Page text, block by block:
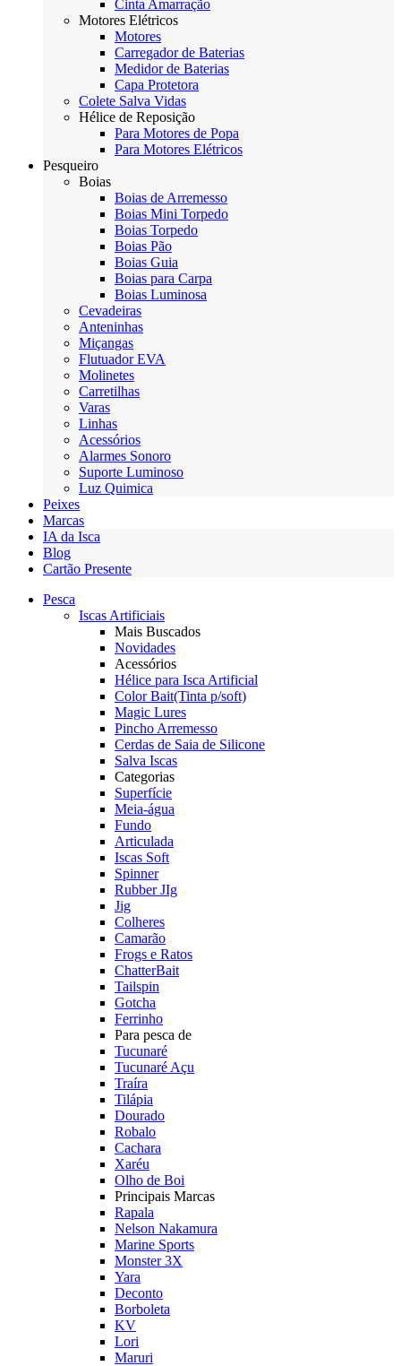
Cinta Amarração
Motores Elétricos
Motores
Carregador de Baterias
Medidor de Baterias
Capa Protetora
Colete Salva Vidas
Hélice de Reposição
Para Motores de Popa
Para Motores Elétricos
Pesqueiro
Boias
Boias de Arremesso
Boias Mini Torpedo
Boias Torpedo
Boias Pão
Boias Guia
Boias para Carpa
Boias Luminosa
Cevadeiras
Anteninhas
Miçangas
Flutuador EVA
Molinetes
Carretilhas
Varas
Linhas
Acessórios
Alarmes Sonoro
Suporte Luminoso
Luz Quimica
Peixes
Marcas
IA da Isca
Blog
Cartão Presente
Pesca
Iscas Artificiais
Mais Buscados
Novidades
Acessórios
Hélice para Isca Artificial
Color Bait(Tinta p/soft)
Magic Lures
Pincho Arremesso
Cerdas de Saia de Silicone
Salva Iscas
Categorias
Superfície
Meia-água
Fundo
Articulada
Iscas Soft
Spinner
Rubber JIg
Jig
Colheres
Camarão
Frogs e Ratos
ChatterBait
Tailspin
Gotcha
Ferrinho
Para pesca de
Tucunaré
Tucunaré Açu
Traíra
Tilápia
Dourado
Robalo
Cachara
Xaréu
Olho de Boi
Principais Marcas
Rapala
Nelson Nakamura
Marine Sports
Monster 3X
Yara
Deconto
Borboleta
KV
Lori
Maruri